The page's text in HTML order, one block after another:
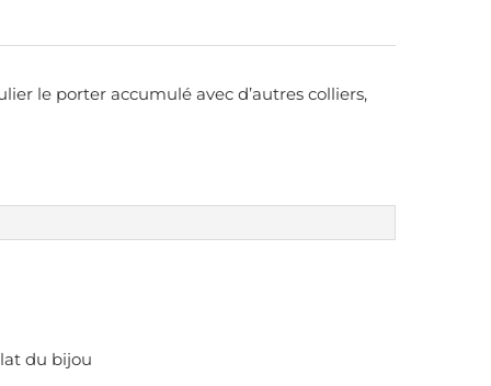
le porter accumulé avec d’autres colliers,
du bijou